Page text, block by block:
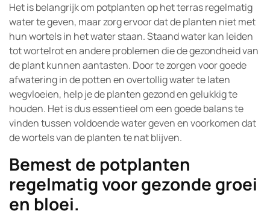
Het is belangrijk om potplanten op het terras regelmatig
water te geven, maar zorg ervoor dat de planten niet met
hun wortels in het water staan. Staand water kan leiden
tot wortelrot en andere problemen die de gezondheid van
de plant kunnen aantasten. Door te zorgen voor goede
afwatering in de potten en overtollig water te laten
wegvloeien, help je de planten gezond en gelukkig te
houden. Het is dus essentieel om een goede balans te
vinden tussen voldoende water geven en voorkomen dat
de wortels van de planten te nat blijven.
Bemest de potplanten
regelmatig voor gezonde groei
en bloei.